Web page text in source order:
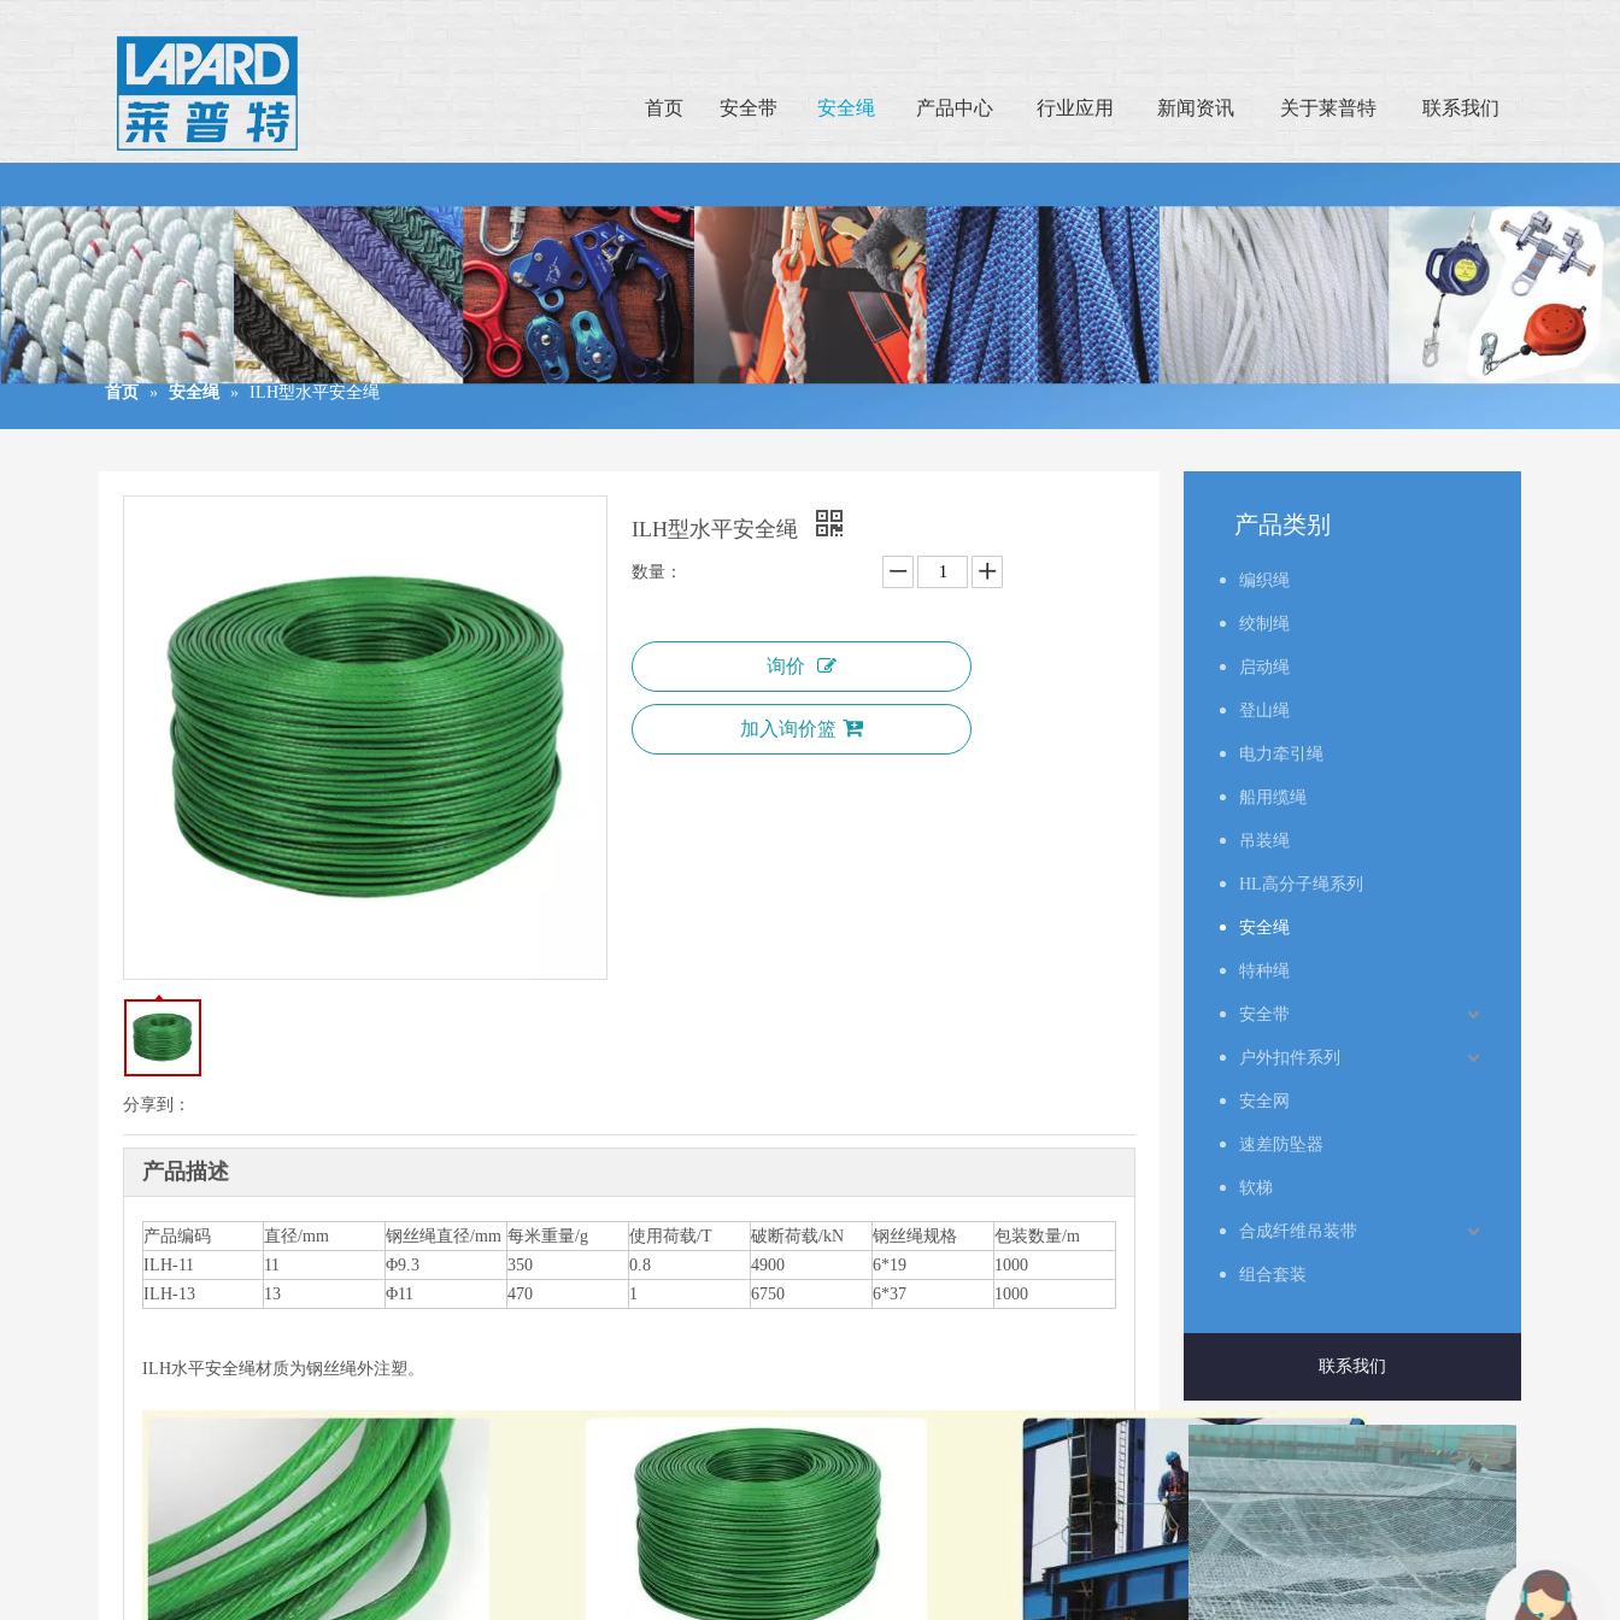
首页 安全带 安全绳 产品中心 行业应用 新闻资讯 关于莱普特 联系我们
首页 » 安全绳 » ILH型水平安全绳
分享到：
ILH型水平安全绳
数量：
询价
加入询价篮
产品描述
产品编码 直径/mm 钢丝绳直径/mm 每米重量/g 使用荷载/T 破断荷载/kN 钢丝绳规格
包装数量/m
ILH-11
11 Φ9.3 350 0.8 4900 6*19
1000
ILH-13
13 Φ11 470 1 6750 6*37 1000
ILH水平安全绳材质为钢丝绳外注塑。
产品类别
编织绳
绞制绳
启动绳
登山绳
电力牵引绳
船用缆绳
吊装绳
HL高分子绳系列
安全绳
特种绳
安全带
户外扣件系列
安全网
速差防坠器
软梯
合成纤维吊装带
组合套装
联系我们